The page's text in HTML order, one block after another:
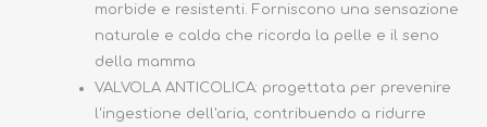
morbide e resistenti. Forniscono una sensazione
naturale e calda che ricorda la pelle e il seno
della mamma
VALVOLA ANTICOLICA: progettata per prevenire
l'ingestione dell'aria, contribuendo a ridurre